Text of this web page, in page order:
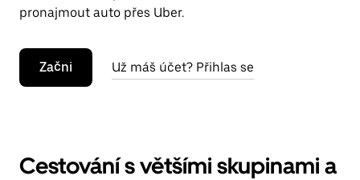
pronajmout auto přes Uber.
Začni Už máš účet? Přihlas se
Cestování s většími skupinami a